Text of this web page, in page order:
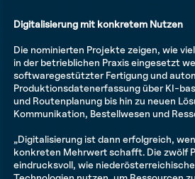
Digitalisierung mit konkretem Nutzen
Die nominierten Projekte zeigen, wie
in der betrieblichen Praxis eingesetzt
softwaregestützter Fertigung und
Produktionsdatenerfassung über KI-
und Routenplanung bis hin zu neuen
Kommunikation, Bestellwesen und
„Digitalisierung ist dann erfolgreich,
konkreten Mehrwert schafft. Die zwölf
eindrucksvoll, wie